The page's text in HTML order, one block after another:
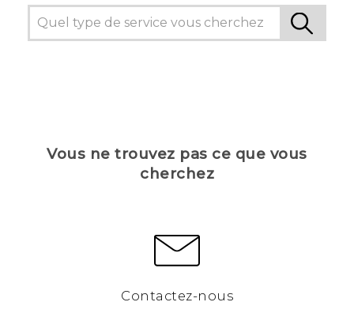
Vous ne trouvez pas ce que vous
cherchez
Contactez-nous